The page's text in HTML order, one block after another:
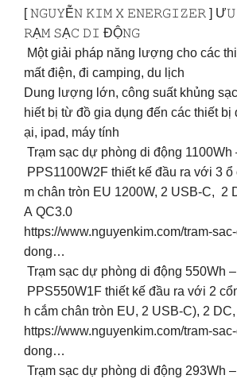
[ 𝙽𝙶𝚄𝚈Ễ𝙽 𝙺𝙸𝙼 𝚇 𝙴𝙽𝙴𝚁𝙶𝙸𝚉𝙴𝚁 ]
𝚁Ạ𝙼 𝚂Ạ𝙲 𝙳𝙸 ĐỘ𝙽𝙶
Một giải pháp năng lượng cho các
mất điện, đi camping, du lịch
Dung lượng lớn, công suất khủng
hiết bị từ đồ gia dụng đến các thiết bị
ại, ipad, máy tính
Trạm sạc dự phòng di động 1100Wh
PPS1100W2F thiết kế đầu ra với 3
m chân tròn EU 1200W, 2 USB-C, 2
A QC3.0
https://www.nguyenkim.com/tram-
dong…
️ Trạm sạc dự phòng di động 550Wh –
PPS550W1F thiết kế đầu ra với 2
h cắm chân tròn EU, 2 USB-C), 2
https://www.nguyenkim.com/tram-
dong…
️ Trạm sạc dự phòng di động 293Wh –